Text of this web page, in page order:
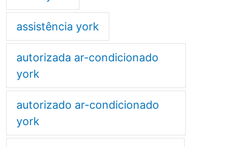
assistência york
autorizada ar-condicionado
york
autorizado ar-condicionado
york